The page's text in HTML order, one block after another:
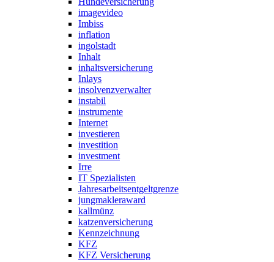
imagevideo
Imbiss
inflation
ingolstadt
Inhalt
inhaltsversicherung
Inlays
insolvenzverwalter
instabil
instrumente
Internet
investieren
investition
investment
Irre
IT Spezialisten
Jahresarbeitsentgeltgrenze
jungmakleraward
kallmünz
katzenversicherung
Kennzeichnung
KFZ
KFZ Versicherung